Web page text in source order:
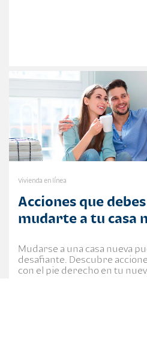
Vivienda en línea
Acciones que
mudarte a tu casa
Mudarse a una casa nueva
desafiante. Descubre
con el pie derecho en tu